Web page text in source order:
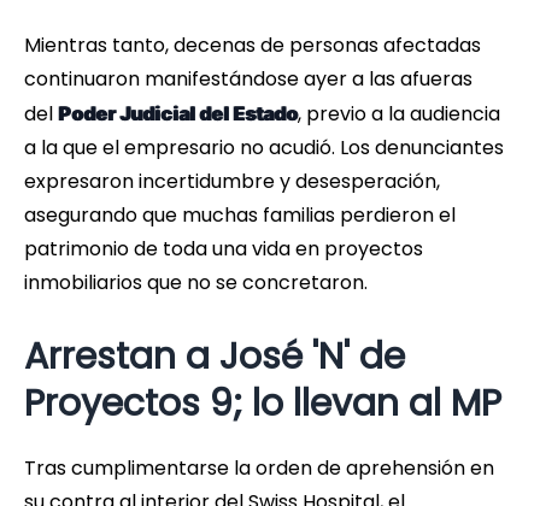
Mientras tanto, decenas de personas afectadas
continuaron manifestándose ayer a las afueras
del Poder Judicial del Estado, previo a la audiencia
a la que el empresario no acudió. Los denunciantes
expresaron incertidumbre y desesperación,
asegurando que muchas familias perdieron el
patrimonio de toda una vida en proyectos
inmobiliarios que no se concretaron.
Arrestan a José 'N' de
Proyectos 9; lo llevan al MP
Tras cumplimentarse la orden de aprehensión en